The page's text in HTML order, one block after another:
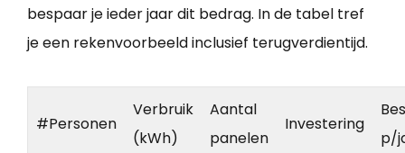
bespaar je ieder jaar dit bedrag. In de tabel tref
je een rekenvoorbeeld inclusief terugverdientijd.
#Personen
Verbruik
(kWh)
Aantal
panelen
Investering
p/